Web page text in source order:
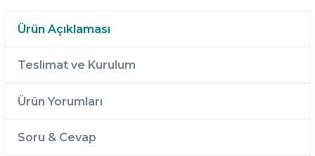
Ürün Açıklaması
Teslimat ve Kurulum
Ürün Yorumları
Soru & Cevap